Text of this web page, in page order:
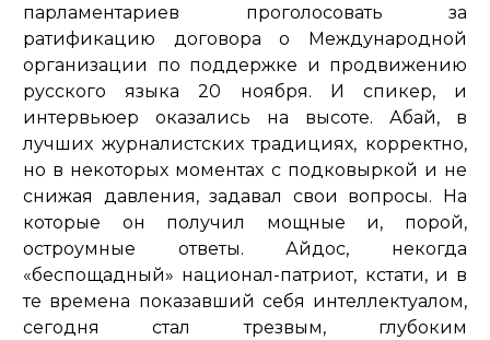
парламентариев проголосовать за
ратификацию договора о Международной
организации по поддержке и продвижению
русского языка 20 ноября. И спикер, и
интервьюер оказались на высоте. Абай, в
лучших журналистских традициях, корректно,
но в некоторых моментах с подковыркой и не
снижая давления, задавал свои вопросы. На
которые он получил мощные и, порой,
остроумные ответы. Айдос, некогда
«беспощадный» национал-патриот, кстати, и в
те времена показавший себя интеллектуалом,
сегодня стал трезвым, глубоким